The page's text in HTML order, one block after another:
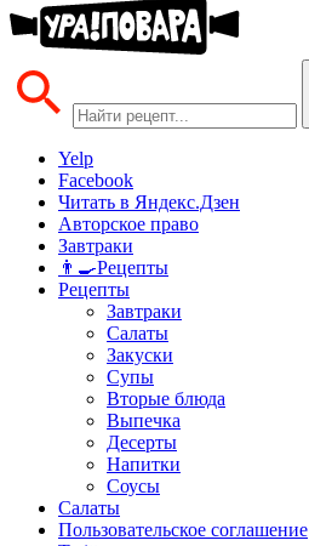
Yelp
Facebook
Читать в Яндекс.Дзен
Авторское право
Завтраки
👨‍🍳Рецепты
Рецепты
Завтраки
Салаты
Закуски
Супы
Вторые блюда
Выпечка
Десерты
Напитки
Соусы
Салаты
Пользовательское соглашение